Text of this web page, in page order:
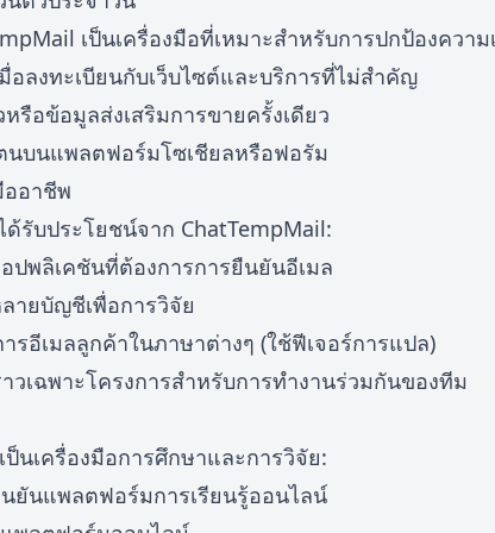
เป็นเครื่องมือที่เหมาะสำหรับการปกป้องควา
อลงทะเบียนกับเว็บไซต์และบริการที่ไม่สำคัญ
รือข้อมูลส่งเสริมการขายครั้งเดียว
นบนแพลตฟอร์มโซเชียลหรือฟอรัม
อาชีพ
รับประโยชน์จาก ChatTempMail:
พลิเคชันที่ต้องการการยืนยันอีเมล
ายบัญชีเพื่อการวิจัย
รอีเมลลูกค้าในภาษาต่างๆ (ใช้ฟีเจอร์การแปล)
วเฉพาะโครงการสำหรับการทำงานร่วมกันของทีม
นเครื่องมือการศึกษาและการวิจัย:
ยันแพลตฟอร์มการเรียนรู้ออนไลน์